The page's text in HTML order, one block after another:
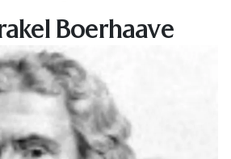
Boerhaave